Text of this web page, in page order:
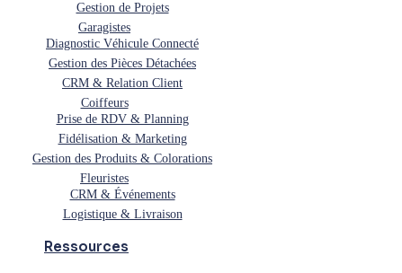
Gestion de Projets
Garagistes
Diagnostic Véhicule Connecté
Gestion des Pièces Détachées
CRM & Relation Client
Coiffeurs
Prise de RDV & Planning
Fidélisation & Marketing
Gestion des Produits & Colorations
Fleuristes
CRM & Événements
Logistique & Livraison
Ressources